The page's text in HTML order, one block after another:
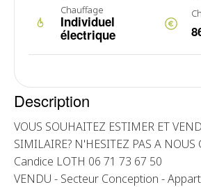
Chauffage
Individuel
électrique
Description
VOUS SOUHAITEZ ESTIMER ET
SIMILAIRE? N'HESITEZ PAS A NOUS
Candice LOTH 06 71 73 67 50
VENDU - Secteur Conception -